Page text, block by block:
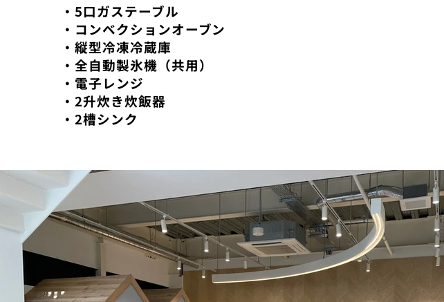
・5口ガステーブル
・コンベクションオーブン
・縦型冷凍冷蔵庫
・全自動製氷機（共用）
・電子レンジ
・2升炊き炊飯器
​・2槽シンク